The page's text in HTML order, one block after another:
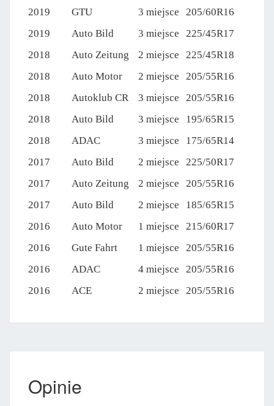
2019 GTU 3 miejsce
205/60R16
2019
Auto Bild 3 miejsce
225/45R17
2018
Auto Zeitung 2 miejsce
225/45R18
2018
Auto Motor 2 miejsce
205/55R16
2018
Autoklub CR 3 miejsce
205/55R16
2018
Auto Bild 3 miejsce
195/65R15
2018
ADAC 3 miejsce
175/65R14
2017
Auto Bild 2 miejsce
225/50R17
2017
Auto Zeitung 2 miejsce
205/55R16
2017
Auto Bild 2 miejsce
185/65R15
2016
Auto Motor 1 miejsce
215/60R17
2016
Gute Fahrt 1 miejsce
205/55R16
2016
ADAC 4 miejsce
205/55R16
2016
ACE 2 miejsce 205/55R16
Opinie